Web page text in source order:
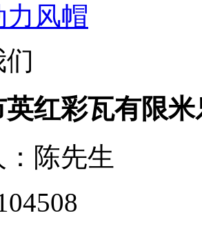
力风帽
红彩瓦有限
陈先生